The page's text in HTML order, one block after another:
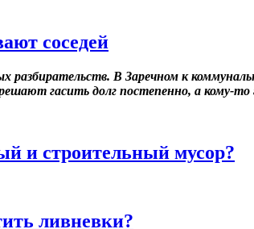
соседей
разбирательств. В Заречном к
гасить долг постепенно, а кому-
и строительный мусор?
ливневки?